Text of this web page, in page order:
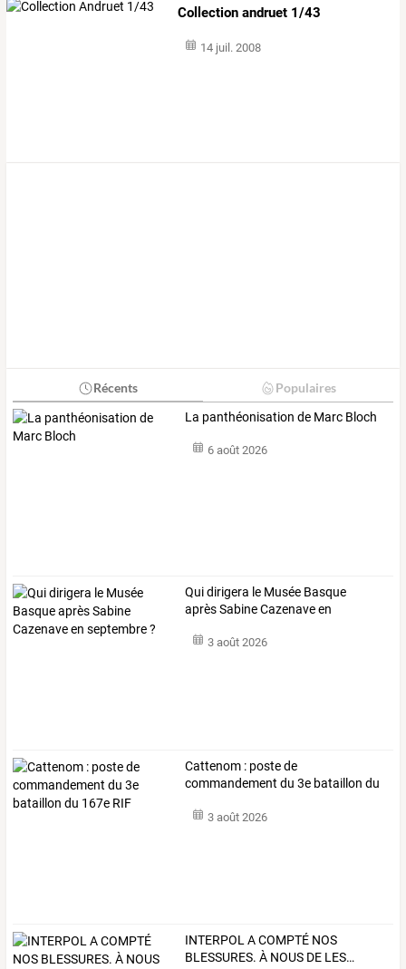
Collection andruet 1/43
14 juil. 2008
Récents Populaires
La panthéonisation de Marc Bloch
6 août 2026
Qui dirigera le Musée Basque
après Sabine Cazenave en
3 août 2026
Cattenom : poste de
commandement du 3e bataillon du
3 août 2026
INTERPOLACOMPTÉ NOS
BLESSURES. À NOUS DE LES…